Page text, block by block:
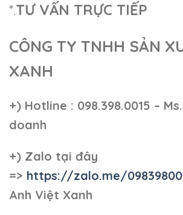
*.TƯ VẤN TRỰC TIẾP
CÔNG TY TNHH SẢN
XANH
+) Hotline : 098.398.0015 –
doanh
+) Zalo tại đây
=> https://zalo.me/
Anh Việt Xanh